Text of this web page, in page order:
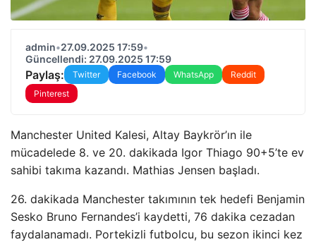
admin•27.09.2025 17:59•
Güncellendi: 27.09.2025 17:59
Paylaş: Twitter Facebook WhatsApp
Reddit
Pinterest
Manchester United Kalesi, Altay Baykrör’ın ile
mücadelede 8. ve 20. dakikada Igor Thiago 90+5’te ev
sahibi takıma kazandı. Mathias Jensen başladı.
26. dakikada Manchester takımının tek hedefi Benjamin
Sesko Bruno Fernandes’i kaydetti, 76 dakika cezadan
faydalanamadı. Portekizli futbolcu, bu sezon ikinci kez